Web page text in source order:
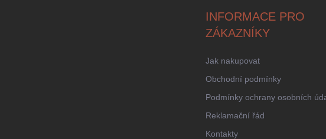
INFORMACE PRO
ZÁKAZNÍKY
Jak nakupovat
Obchodní podmínky
Podmínky ochrany osobních
Reklamační řád
Kontakty